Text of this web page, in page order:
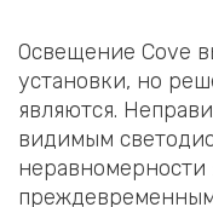
Освещение Cove
установки, но
являются.
видимым
неравномерности